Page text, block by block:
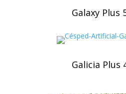
Galaxy Plus
Galicia Plus